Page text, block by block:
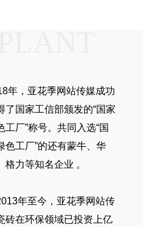
年，亚花季网站传媒成功
了国家工信部颁发的“国家
工厂”称号。共同入选“国
色工厂”的还有蒙牛、华
、格力等知名企业 。
年至今，亚花季网站传
砖在环保领域已投资上亿